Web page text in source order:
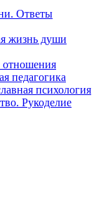
Ответы
жизнь души
педагогика
психология
Рукоделие